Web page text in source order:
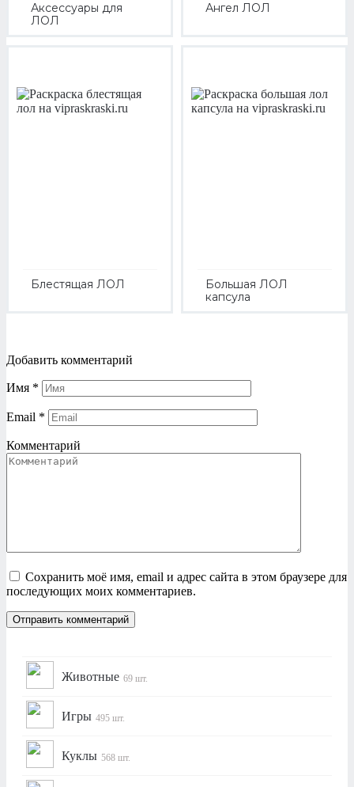
Аксессуары для
ЛОЛ
Ангел ЛОЛ
Блестящая ЛОЛ
Большая ЛОЛ
капсула
Добавить комментарий
Имя *
Email *
Комментарий
Сохранить моё имя, email и адрес сайта в этом браузере для
последующих моих комментариев.
Животные 69 шт.
Игры 495 шт.
Куклы 568 шт.